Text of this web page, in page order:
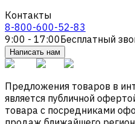
Контакты
8-800-600-52-83
9:00 - 17:00Бесплатный
Написать нам
Предложения товаров в
является публичной
товара с посредниками